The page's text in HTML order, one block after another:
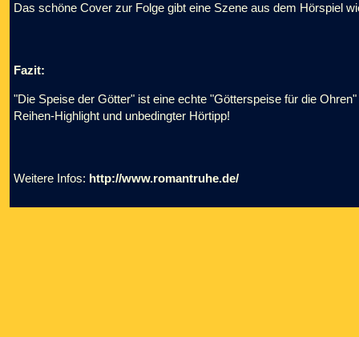
Das schöne Cover zur Folge gibt eine Szene aus dem Hörspiel
Fazit:
"Die Speise der Götter" ist eine echte "Götterspeise für die
Reihen-Highlight und unbedingter Hörtipp!
Weitere Infos: http://www.romantruhe.de/